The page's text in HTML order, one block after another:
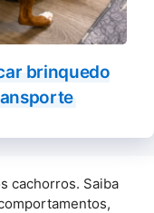
brinquedo
cachorros. Saiba